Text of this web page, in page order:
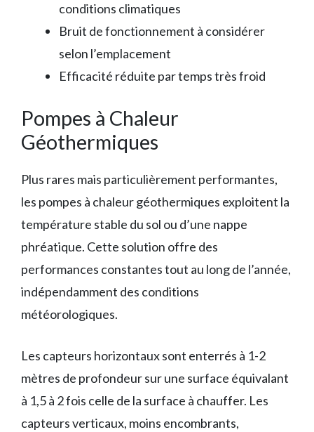
conditions climatiques
Bruit de fonctionnement à considérer
selon l’emplacement
Efficacité réduite par temps très froid
Pompes à Chaleur
Géothermiques
Plus rares mais particulièrement performantes,
les pompes à chaleur géothermiques exploitent la
température stable du sol ou d’une nappe
phréatique. Cette solution offre des
performances constantes tout au long de l’année,
indépendamment des conditions
météorologiques.
Les capteurs horizontaux sont enterrés à 1-2
mètres de profondeur sur une surface équivalant
à 1,5 à 2 fois celle de la surface à chauffer. Les
capteurs verticaux, moins encombrants,